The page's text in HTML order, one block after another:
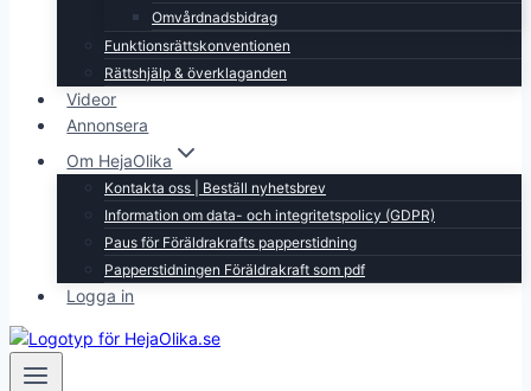
Omvårdnadsbidrag
Funktionsrättskonventionen
Rättshjälp & överklaganden
Videor
Annonsera
Om HejaOlika
Kontakta oss | Beställ nyhetsbrev
Information om data- och integritetspolicy (GDPR)
Paus för Föräldrakrafts papperstidning
Papperstidningen Föräldrakraft som pdf
Logga in